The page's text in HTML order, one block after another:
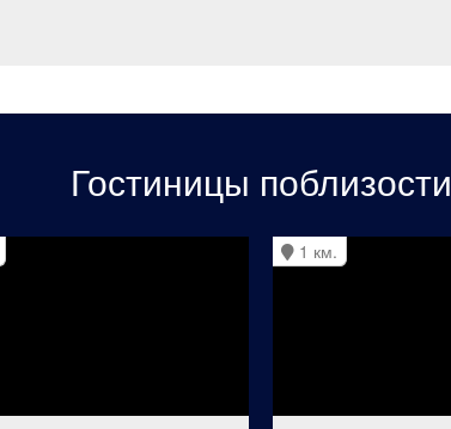
Гостиницы поблизости
1 км.